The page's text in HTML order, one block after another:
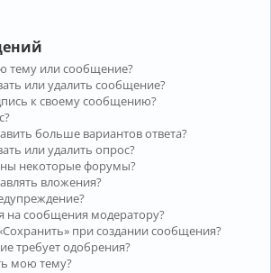
тему или сообщение?
или удалить сообщение?
к своему сообщению?
больше вариантов ответа?
или удалить опрос?
некоторые форумы?
вложения?
на сообщения модератору?
при создании сообщения?
требует одобрения?
мою тему?